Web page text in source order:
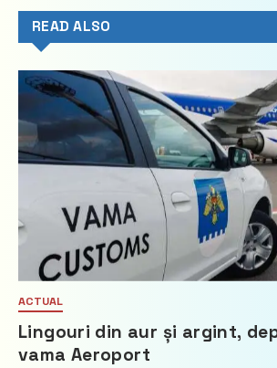
READ ALSO
ACTUAL
Lingouri din aur și argint,
vama Aeroport